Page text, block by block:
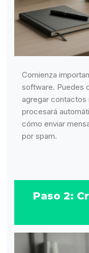
Comienza
software. Puedes
agregar contactos
procesará
cómo enviar
por spam.
Paso 2: